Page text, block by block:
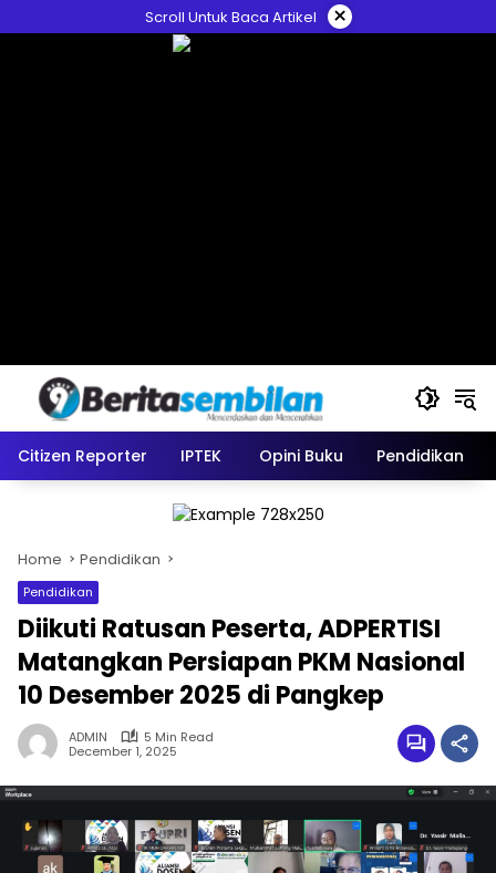
to
Scroll Untuk Baca Artikel ×
Citizen Reporter IPTEK Opini Buku Pendidikan
Home Pendidikan
Pendidikan
Diikuti Ratusan Peserta, ADPERTISI
Matangkan Persiapan PKM Nasional
10 Desember 2025 di Pangkep
ADMIN
5 Min Read
December 1, 2025